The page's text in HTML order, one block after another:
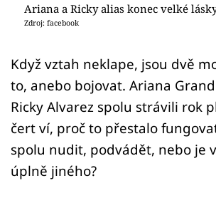
Přihlášení
Sledujte nás
Ariana a Ricky alias konec velké
Zdroj: facebook
Když vztah neklape, jsou dvě
to, anebo bojovat. Ariana
Ricky Alvarez spolu strávili rok
čert ví, proč to přestalo
spolu nudit, podvádět, nebo je
úplně jiného?